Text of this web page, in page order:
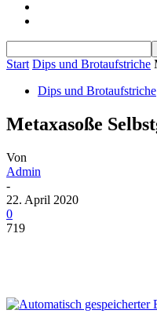
Start Dips und Brotaufstriche
Dips und Brotaufstriche
Metaxasoße
Von
Admin
-
22. April 2020
0
719